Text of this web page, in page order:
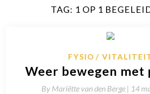
TAG: 1 OP 1
FYSIO
Weer bewegen met
By Mariëtte van den Berge | 14